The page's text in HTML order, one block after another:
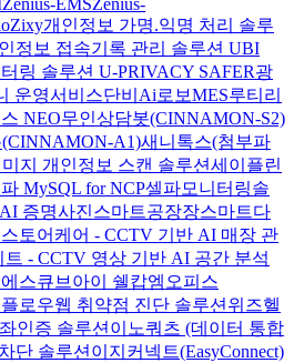
Zixy개인정보 가명.익명 처리 솔루
정보 접속기록 관리 솔루션 UBI
링 솔루션 U-PRIVACY SAFER광
운영서비스단비Ai로보MES루티 리
NEO무인상담봇(CINNAMON-S2)
A1)새니톡스(첨부파
지 개인정보 스캔 솔루션세이플린
MySQL for NCP셀파모니터링솔
증명사진스마트공장장스마트다
스토어케어 - CCTV 기반 AI 매장 관
- CCTV 영상 기반 AI 공간 분석
에스큐브아이 쉘캅엠오피스
로우웹 취약점 진단 솔루션 위즈헬
인증 솔루션 이노쿼츠 (데이터 통합
단 솔루션 이지커넥트(EasyConnect)